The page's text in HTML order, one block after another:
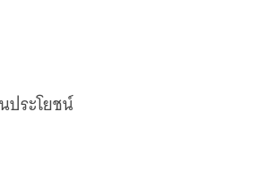
ประโยชน์